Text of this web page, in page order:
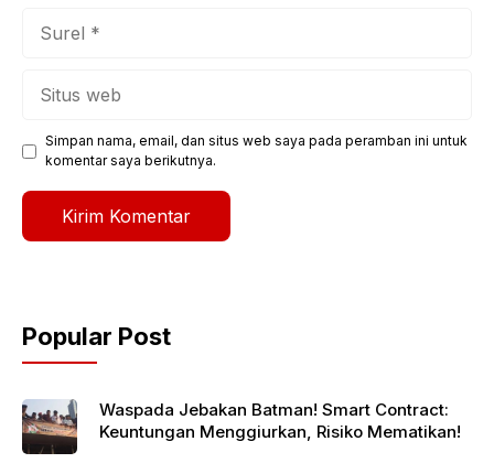
Simpan nama, email, dan situs web saya pada peramban ini untuk
komentar saya berikutnya.
Popular Post
Waspada Jebakan Batman! Smart Contract:
Keuntungan Menggiurkan, Risiko Mematikan!